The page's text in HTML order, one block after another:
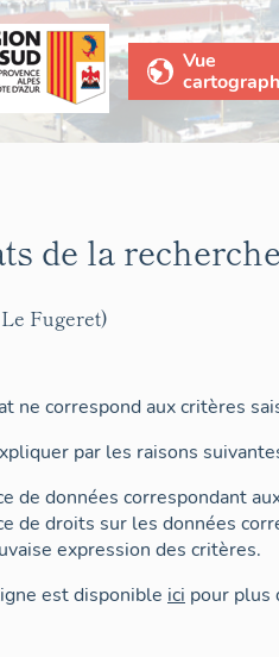
Vue
de la
Fugeret)
ne correspond aux critères
par les raisons
de données correspondant
de droits sur les données
expression des critères.
est disponible ici pour plus